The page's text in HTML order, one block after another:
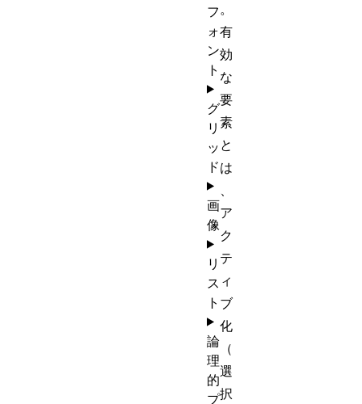
。
有
効
な
要
素
と
は
、
ア
ク
テ
ィ
ブ
化
（
選
択
フ
ォ
ン
ト
グ
リ
ッ
ド
画
像
リ
ス
ト
論
理
的
プ